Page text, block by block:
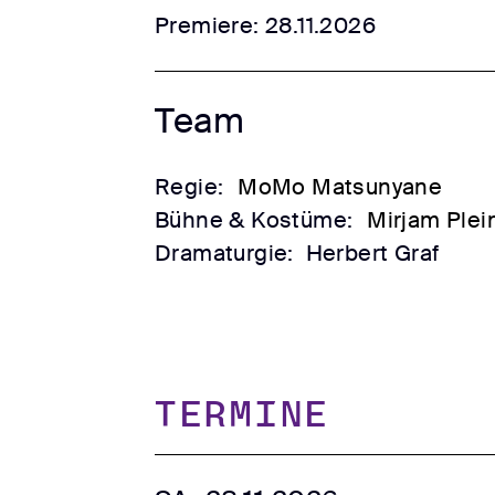
Premiere: 28.11.2026
Team
Regie: MoMo Matsunyane
Bühne & Kostüme: Mirjam
Dramaturgie: Herbert Graf
TERMINE